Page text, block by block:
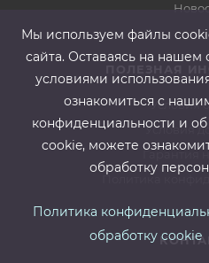
Условия
Условия
Гарантия
Политика
Мы используем файлы
сайта. Оставаясь на нашем
условиями
ознакомиться с
конфиденциальности и
cookie, можете
обработку
Политика
обработку cookie